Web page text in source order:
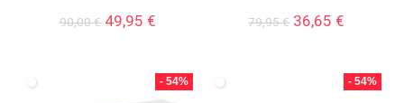
90,00€ Il
90,00 €.
49,95 €Il
è:
49,95 €.
79,95€ Il
79,95 €.
36,65 €Il
è:
36,65 €.
- 54% - 54%